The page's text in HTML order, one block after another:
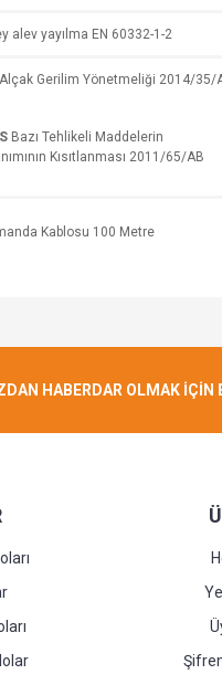
alev yayılma EN 60332-1-2
Alçak Gerilim Yönetmeliği 2014/35/
Bazı Tehlikeli Maddelerin
Kısıtlanması 2011/65/AB
HABERDAR OLMAK